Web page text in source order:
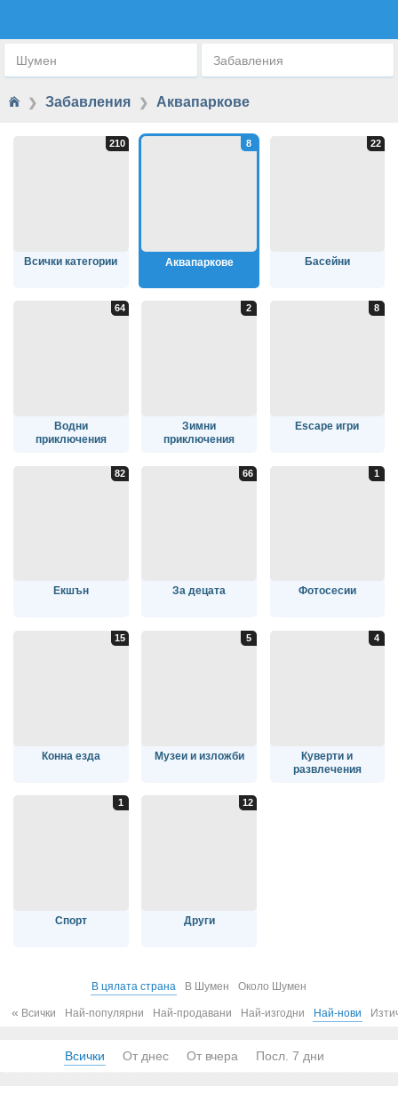
Шумен Забавления
❯ Забавления ❯ Аквапаркове
Всички категории Аквапаркове Басейни
Водни
приключения
Зимни
приключения
Escape игри
Екшън За децата Фотосесии
Конна езда Музеи и изложби
Куверти и
развлечения
Спорт Други
В цялата страна В Шумен Около Шумен
« Всички Най-популярни Най-продавани Най-изгодни Най-нови
Всички От днес От вчера Посл. 7 дни